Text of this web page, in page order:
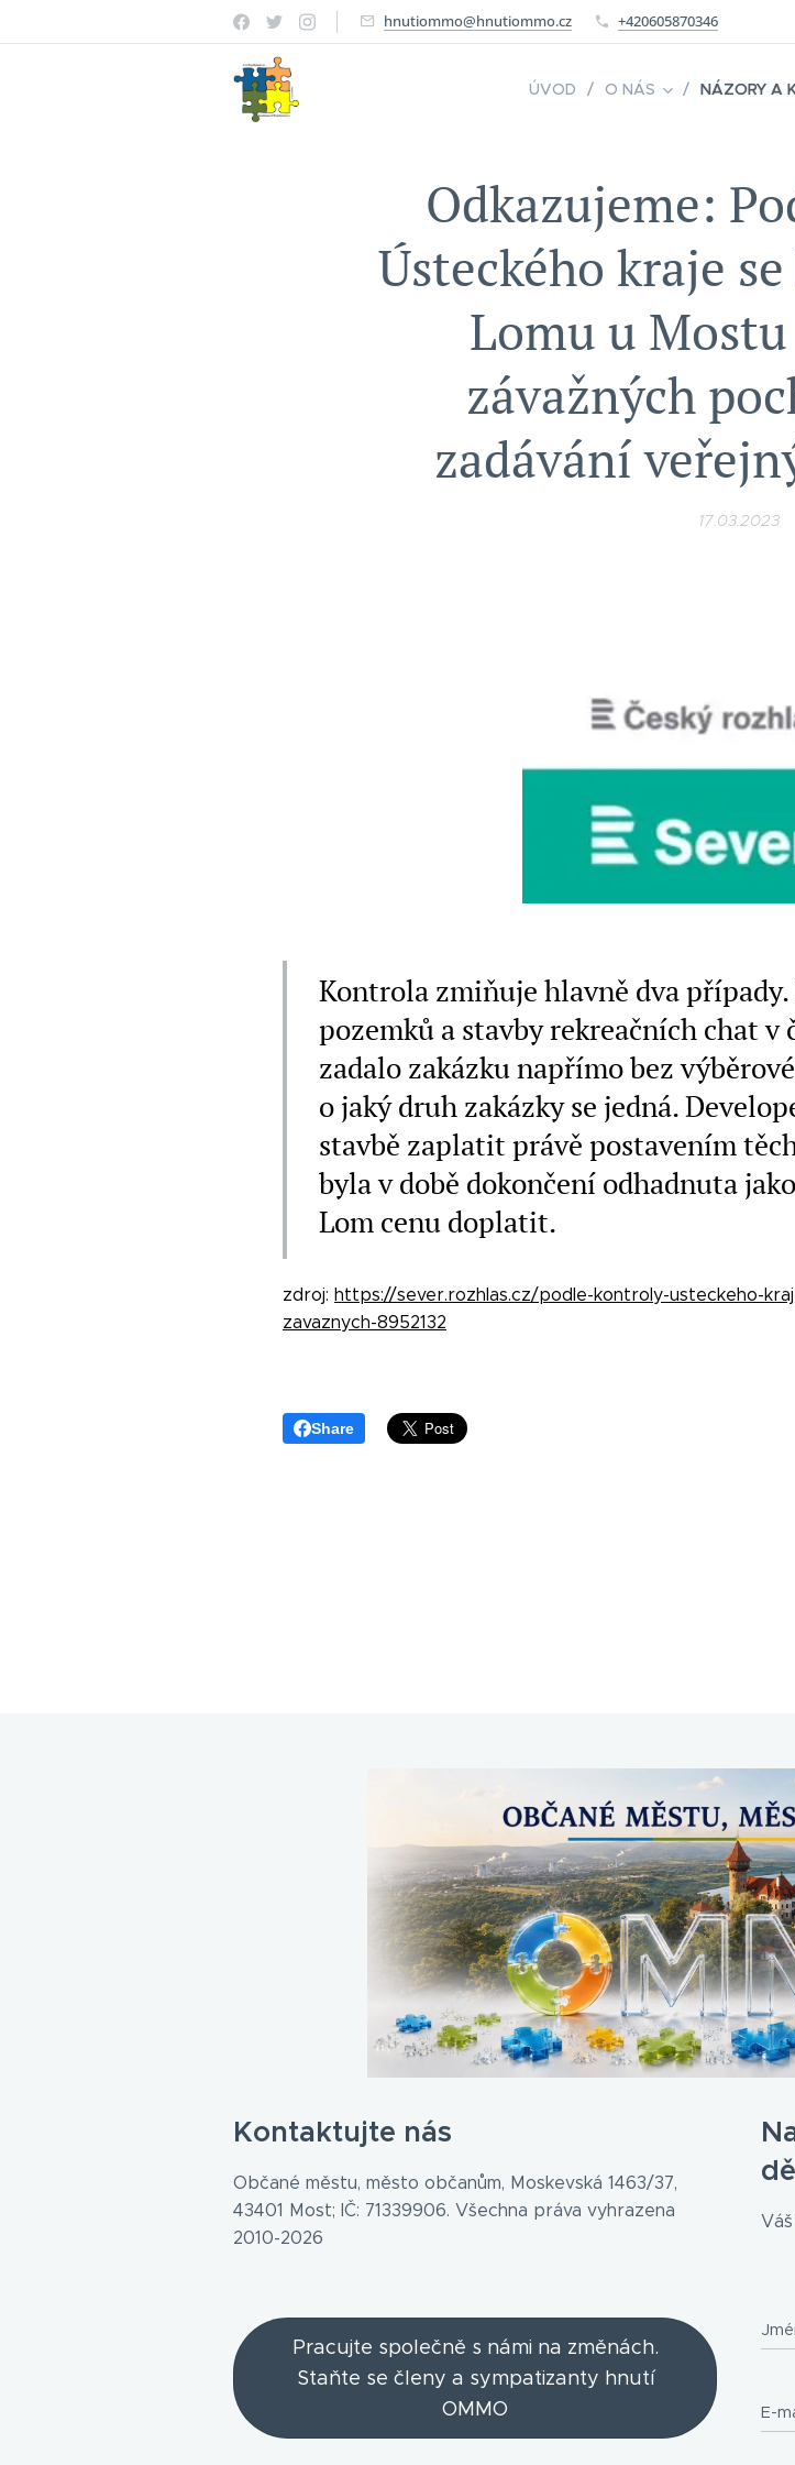
hnutiommo@hnutiommo.cz +420605870346
ÚVOD O NÁS NÁZORY A
Odkazujeme:
Ústeckého kraje
Lomu u
závažných
zadávání
17.03.2023
Kontrola zmiňuje hlavně dva
pozemků a stavby rekreačních chat
zadalo zakázku napřímo bez
o jaký druh zakázky se jedná.
stavbě zaplatit právě postavením
byla v době dokončení odhadnuta
Lom cenu doplatit.
zdroj: https://sever.rozhlas.cz/podle-kontroly-usteckeho-
zavaznych-8952132
Share
Kontaktujte nás
Občané městu, město občanům, Moskevská 1463/37,
43401 Most; IČ: 71339906. Všechna práva vyhrazena
2010-2026
Pracujte společně s námi na změnách.
Staňte se členy a sympatizanty hnutí
OMMO
E-